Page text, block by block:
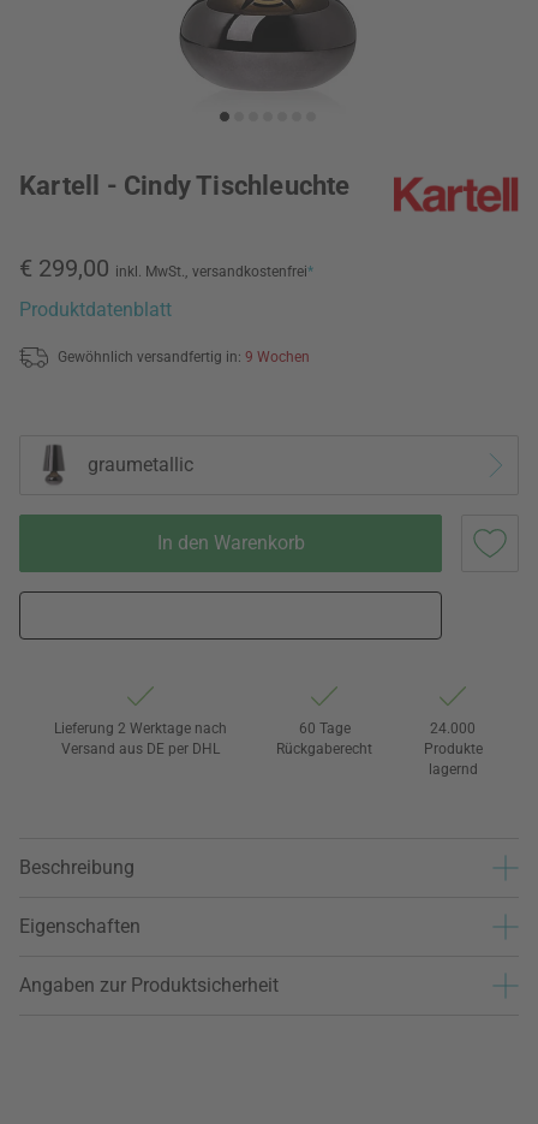
Kartell - Cindy Tischleuchte
€ 299,00 inkl. MwSt., versandkostenfrei*
Produktdatenblatt
Gewöhnlich versandfertig in: 9 Wochen
graumetallic
In den Warenkorb
Lieferung 2 Werktage nach
Versand aus DE per DHL
60 Tage
Rückgaberecht
24.000
Produkte
lagernd
Beschreibung
Eigenschaften
Angaben zur Produktsicherheit